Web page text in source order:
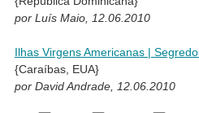
por Luís Maio, 12.06.2010
Ilhas Virgens Americanas |
{Caraíbas, EUA}
por David Andrade, 12.06.2010